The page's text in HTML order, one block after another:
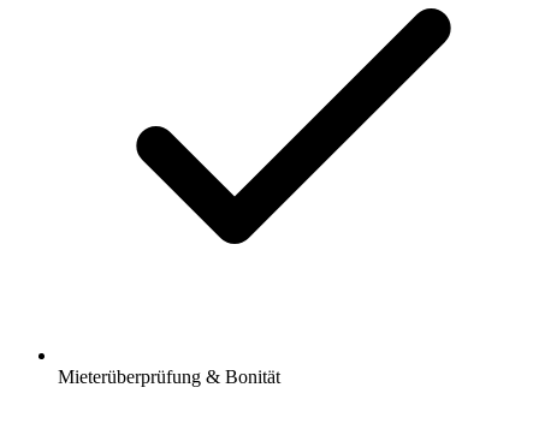
Mieterüberprüfung & Bonität